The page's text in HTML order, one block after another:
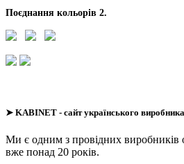
Поєднання кольорів 2.
➤ KABINET - сайт українського
Ми є одним з провідних виробників
вже понад 20 років.